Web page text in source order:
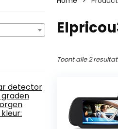
detector
Toont alle 2